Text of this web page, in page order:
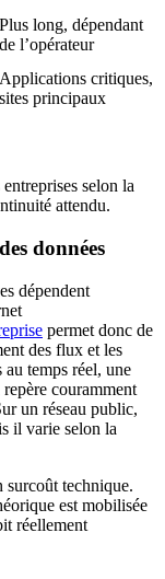
Plus long, dépendant
de l’opérateur
Applications critiques,
sites principaux
selon la
attendu.
données
dépendent
permet donc de
des flux et les
au temps réel, une
couramment
un réseau public,
il varie selon la
technique.
est mobilisée
réellement